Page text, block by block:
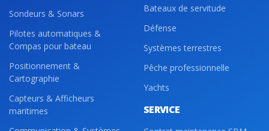
Sondeurs & Sonars
Pilotes automatiques &
Compas pour bateau
Positionnement &
Cartographie
Capteurs & Afficheurs
maritimes
Bateaux de servitude
Défense
Systèmes terrestres
Pêche professionnelle
Yachts
SERVICE